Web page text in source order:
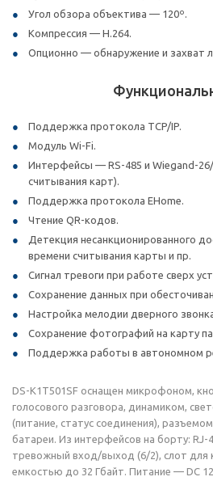
Угол обзора объектива — 120º.
Компрессия — H.264.
Опционно — обнаружение и захват
Поддержка протокола TCP/IP.
Модуль Wi-Fi.
Интерфейсы — RS-485 и Wiegand-
считывания карт).
Поддержка протокола EHome.
Чтение QR-кодов.
Детекция несанкционированного
времени считывания карты и пр.
Сигнал тревоги при работе сверх
Сохранение данных при
Настройка мелодии дверного
Сохранение фотографий на карту
Поддержка работы в автономном
DS-K1T501SF оснащен микрофоном,
голосового разговора, динамиком,
(питание, статус соединения),
батареи. Из интерфейсов на борту: RJ-
тревожный вход/выход (6/2), слот для
емкостью до 32 Гбайт. Питание — DC